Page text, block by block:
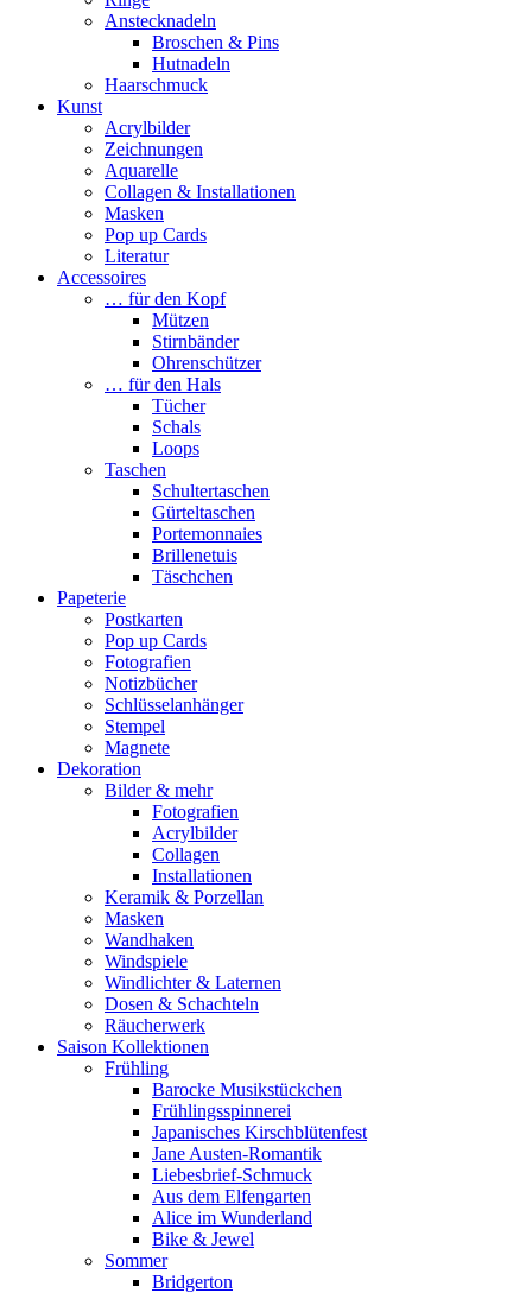
Anstecknadeln
Broschen & Pins
Hutnadeln
Haarschmuck
Kunst
Acrylbilder
Zeichnungen
Aquarelle
Collagen & Installationen
Masken
Pop up Cards
Literatur
Accessoires
… für den Kopf
Mützen
Stirnbänder
Ohrenschützer
… für den Hals
Tücher
Schals
Loops
Taschen
Schultertaschen
Gürteltaschen
Portemonnaies
Brillenetuis
Täschchen
Papeterie
Postkarten
Pop up Cards
Fotografien
Notizbücher
Schlüsselanhänger
Stempel
Magnete
Dekoration
Bilder & mehr
Fotografien
Acrylbilder
Collagen
Installationen
Keramik & Porzellan
Masken
Wandhaken
Windspiele
Windlichter & Laternen
Dosen & Schachteln
Räucherwerk
Saison Kollektionen
Frühling
Barocke Musikstückchen
Frühlingsspinnerei
Japanisches Kirschblütenfest
Jane Austen-Romantik
Liebesbrief-Schmuck
Aus dem Elfengarten
Alice im Wunderland
Bike & Jewel
Sommer
Bridgerton